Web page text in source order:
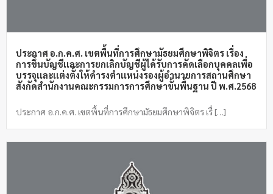
ประกาศ อ.ก.ค.ศ. เขตพื้นที่การศึกษามัธยมศึกษาพิจิตร เรื่อง
การขึ้นบัญชีเเละการยกเลิกบัญชีผู้ได้รับการคัดเลือกบุคคลเพื่อ
บรรจุเเละเเต่งตั้งให้ดำรงตำเเหน่งรองผู้อำนวยการสถานศึกษา
สังกัดสำนักงานคณะกรรมการการศึกษาขั้นพื้นฐาน ปี พ.ศ.2568
ประกาศ อ.ก.ค.ศ. เขตพื้นที่การศึกษามัธยมศึกษาพิจิตร เรื่ […]